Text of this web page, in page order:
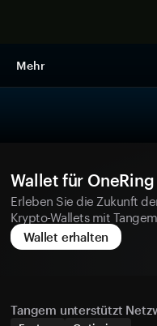
Mehr
Wallet für OneRing
Erleben Sie die Zukunft
Krypto-Wallets mit Tangem
Wallet erhalten
Tangem unterstützt